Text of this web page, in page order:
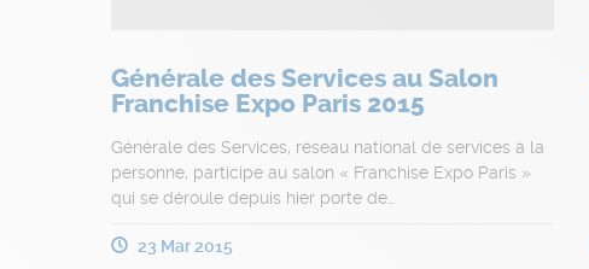
Générale des Services au Salon
Franchise Expo Paris 2015
Générale des Services, réseau national de services à la
personne, participe au salon « Franchise Expo Paris »
qui se déroule depuis hier porte de…
23 Mar 2015